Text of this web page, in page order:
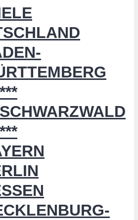
***
SCHWARZWALD
***